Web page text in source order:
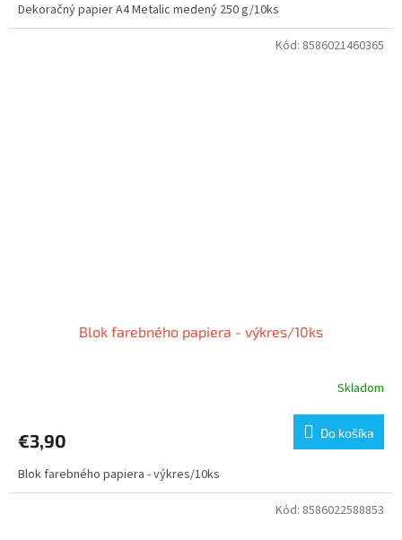
Dekoračný papier A4 Metalic medený 250 g/10ks
Blok farebného papiera - výkres/10ks
Skladom
€3,90 Do košíka
Blok farebného papiera - výkres/10ks
Kód: 8586021460365
Kód: 8586022588853